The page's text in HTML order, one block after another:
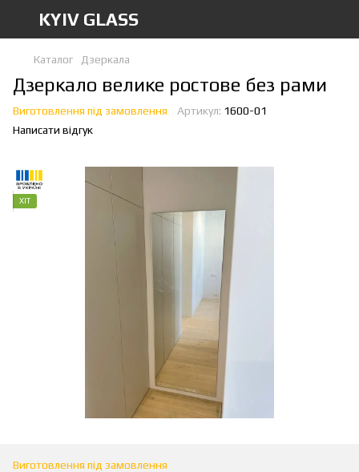
KYIV GLASS
Каталог Дзеркала
Дзеркало велике ростове без рами
Виготовлення під замовлення Артикул: 1600-01
Написати відгук
ХІТ
Виготовлення під замовлення